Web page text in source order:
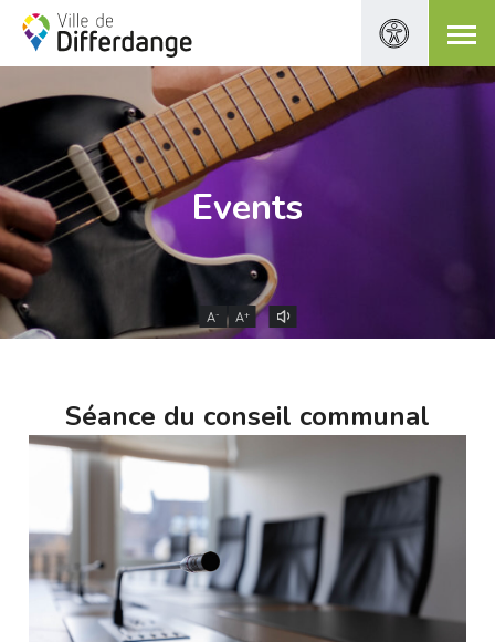
Events
A- A+
Séance du conseil communal